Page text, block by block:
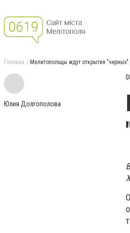
Головна Мелитопольцы ждут открытия "черных"
Юлия Долгополова